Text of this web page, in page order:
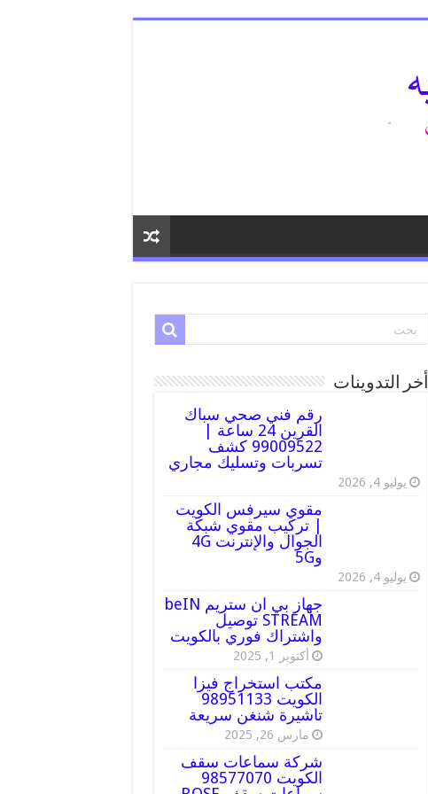
أخر التدوينات
رقم فني صحي سباك
القرين 24 ساعة |
99009522 كشف
تسربات وتسليك مجاري
يوليو 4, 2026
مقوي سيرفس الكويت
| تركيب مقوي شبكة
الجوال والإنترنت 4G
و5G
يوليو 4, 2026
جهاز بي ان ستريم beIN
STREAM توصيل
واشتراك فوري بالكويت
أكتوبر 1, 2025
مكتب استخراج فيزا
الكويت 98951133
تاشيرة شنغن سريعة
مارس 26, 2025
شركة سماعات سقف
الكويت 98577070